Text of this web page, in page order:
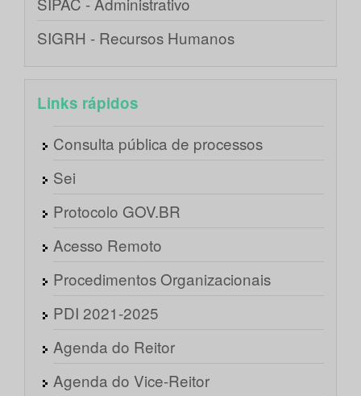
SIGRH - Recursos Humanos
Links rápidos
Consulta pública de processos
Sei
Protocolo GOV.BR
Acesso Remoto
Procedimentos Organizacionais
PDI 2021-2025
Agenda do Reitor
Agenda do Vice-Reitor